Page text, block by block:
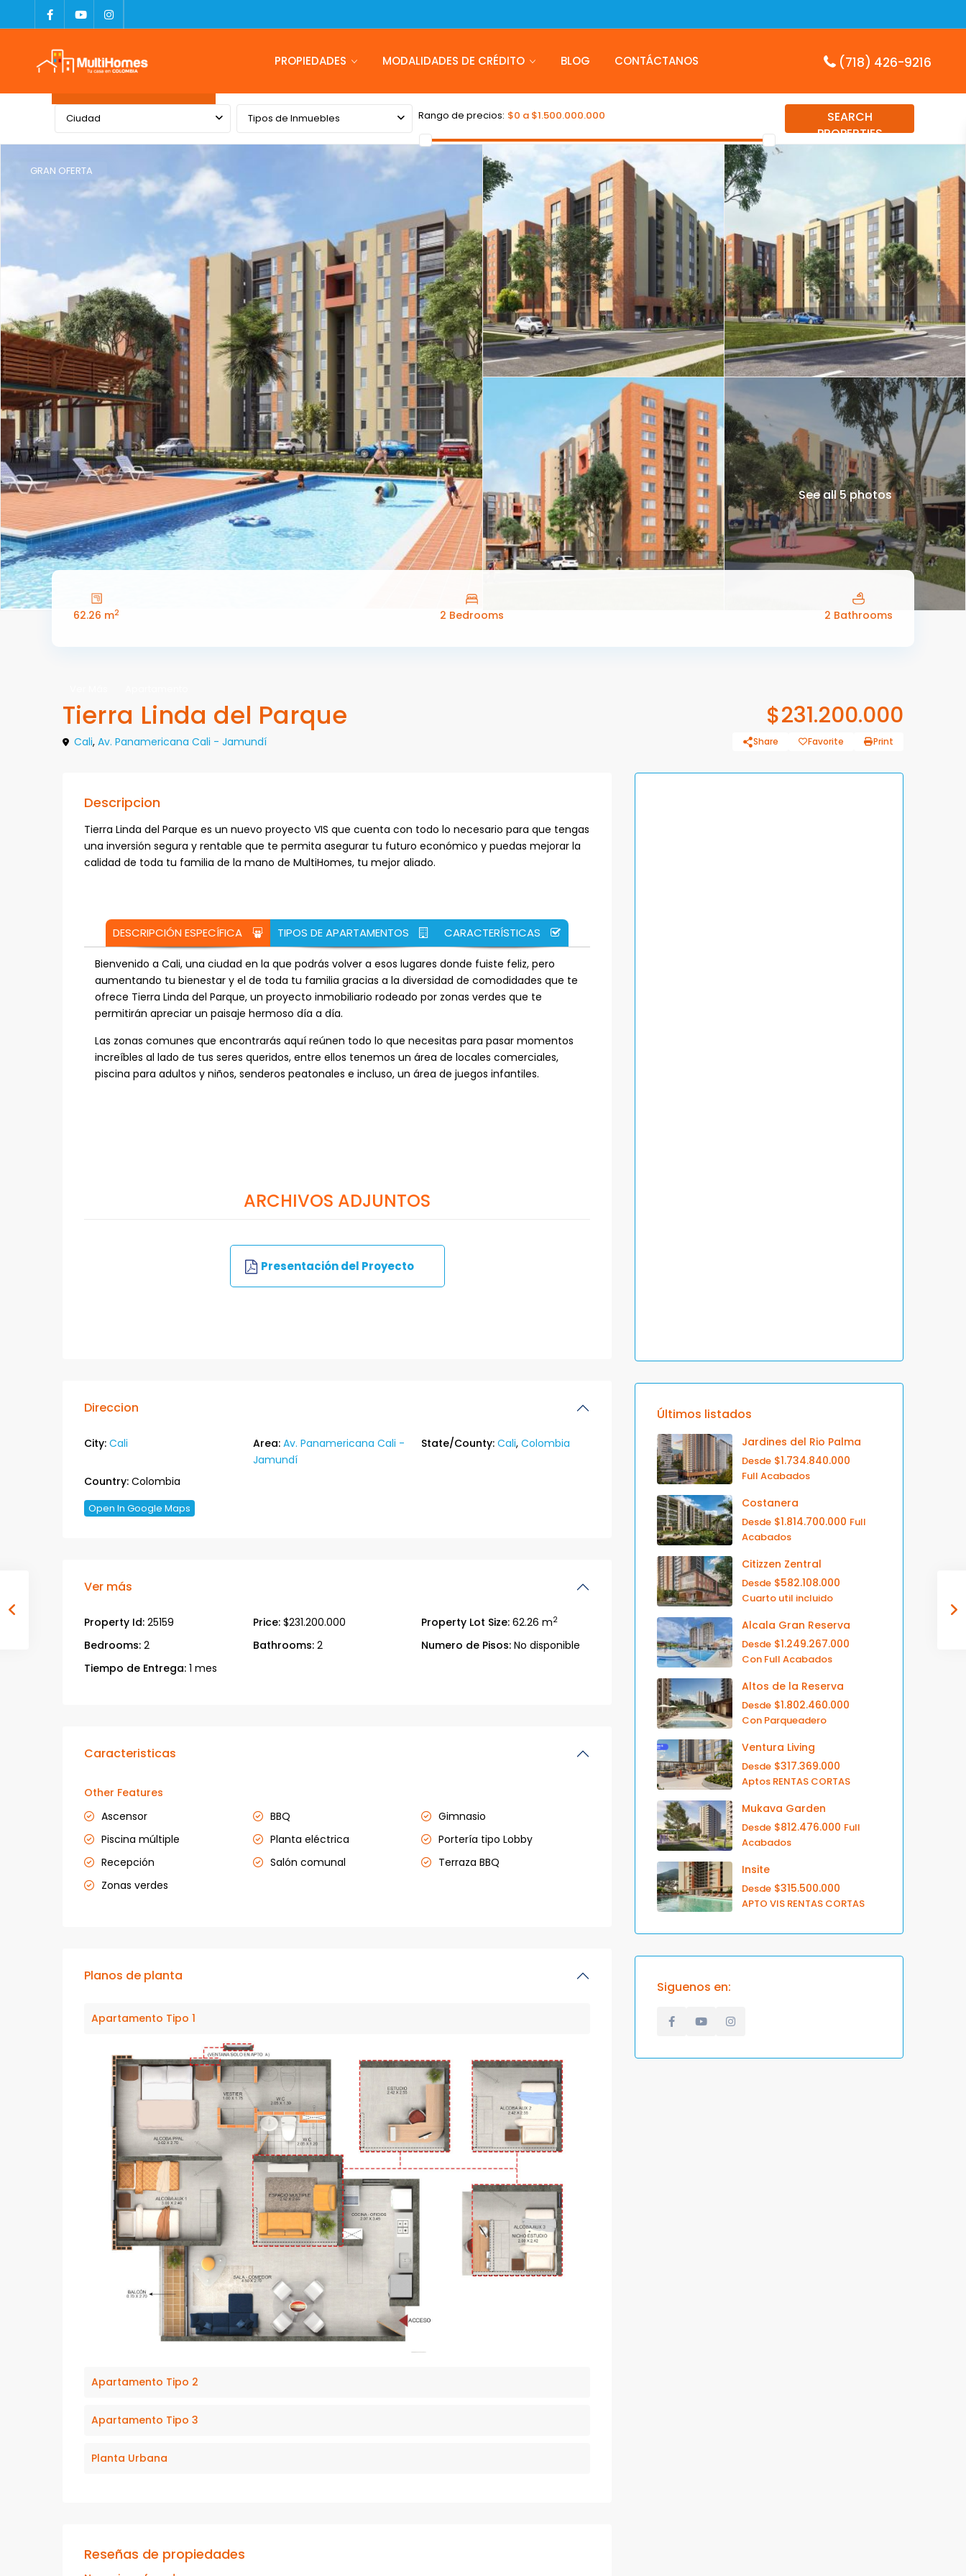
PROPIEDADES MODALIDADES DE CRÉDITO BLOG CONTÁCTANOS (718) 426-9216
Ciudad Tipos de Inmuebles Rango de precios: $0 a $1.500.000.000
SEARCH
PROPERTIES
GRAN OFERTA
See all 5 photos
62.26 m2 2 Bedrooms 2 Bathrooms
Tierra Linda del Parque $231.200.000
Cali, Av. Panamericana Cali - Jamundí Share Favorite Print
Descripcion
Tierra Linda del Parque es un nuevo proyecto VIS que cuenta con todo lo necesario para que tengas
una inversión segura y rentable que te permita asegurar tu futuro económico y puedas mejorar la
calidad de toda tu familia de la mano de MultiHomes, tu mejor aliado.
DESCRIPCIÓN ESPECÍFICA TIPOS DE APARTAMENTOS CARACTERÍSTICAS
Bienvenido a Cali, una ciudad en la que podrás volver a esos lugares donde fuiste feliz, pero
aumentando tu bienestar y el de toda tu familia gracias a la diversidad de comodidades que te
ofrece Tierra Linda del Parque, un proyecto inmobiliario rodeado por zonas verdes que te
permitirán apreciar un paisaje hermoso día a día.
Las zonas comunes que encontrarás aquí reúnen todo lo que necesitas para pasar momentos
increíbles al lado de tus seres queridos, entre ellos tenemos un área de locales comerciales,
piscina para adultos y niños, senderos peatonales e incluso, un área de juegos infantiles.
ARCHIVOS ADJUNTOS
Presentación del Proyecto
Direccion
City: Cali Area: Av. Panamericana Cali -
Jamundí
State/County: Cali,Colombia
Country: Colombia
Open In Google Maps
Ver más
Property Id: 25159 Price:$231.200.000 Property Lot Size: 62.26 m2
Bedrooms: 2 Bathrooms:2 Numero de Pisos: No disponible
Tiempo de Entrega: 1 mes
Caracteristicas
Other Features
Ascensor
BBQ
Gimnasio
Piscina múltiple
Planta eléctrica
Portería tipo Lobby
Recepción
Salón comunal
Terraza BBQ
Zonas verdes
Planos de planta
Apartamento Tipo 1
Apartamento Tipo 2
Apartamento Tipo 3
Planta Urbana
Reseñas de propiedades
Últimos listados
Jardines del Rio Palma
Desde $1.734.840.000
Full Acabados
Costanera
Desde $1.814.700.000 Full
Acabados
Citizzen Zentral
Desde $582.108.000
Cuarto util incluido
Alcala Gran Reserva
Desde $1.249.267.000
Con Full Acabados
Altos de la Reserva
Desde $1.802.460.000
Con Parqueadero
Ventura Living
Desde $317.369.000
Aptos RENTAS CORTAS
Mukava Garden
Desde $812.476.000 Full
Acabados
Insite
Desde $315.500.000
APTO VIS RENTAS CORTAS
Siguenos en: